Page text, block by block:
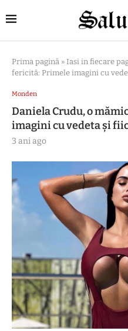
Prima pagină » Iasi in fiecare
fericită: Primele imagini cu
Monden
Daniela Crudu, o
imagini cu vedeta și
3 ani ago